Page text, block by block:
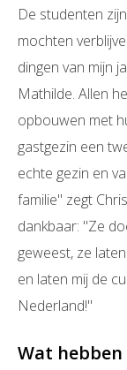
De studenten
mochten
dingen van mijn
Mathilde. Allen
opbouwen met
gastgezin een
echte gezin en
familie" zegt
dankbaar: "Ze
geweest, ze
en laten mij de
Nederland!"
Wat